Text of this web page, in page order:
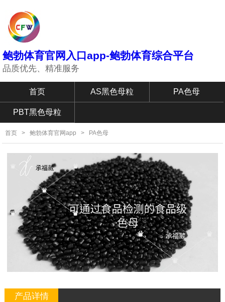
鲍勃体育官网入口app-鲍勃体育综合平台
品质优先、精准服务
首页 AS黑色母粒 PA色母
PBT黑色母粒
首页 > 鲍勃体育官网app > PA色母
产品详情